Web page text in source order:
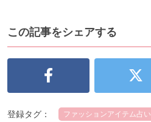
この記事をシェアする
登録タグ： ファッションアイテム占い